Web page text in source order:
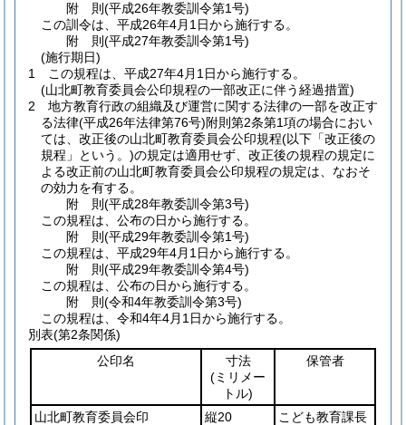
附 則(平成26年教委訓令第1号)
この訓令は、平成26年4月1日から施行する。
附 則(平成27年教委訓令第1号)
(施行期日)
1
この規程は、平成27年4月1日から施行する。
(山北町教育委員会公印規程の一部改正に伴う経過措置)
2
地方教育行政の組織及び運営に関する法律の一部を改正す
る法律(平成26年法律第76号)附則第2条第1項の場合におい
ては、改正後の山北町教育委員会公印規程(以下「改正後の
規程」という。)の規定は適用せず、改正後の規程の規定に
よる改正前の山北町教育委員会公印規程の規定は、なおそ
の効力を有する。
附 則(平成28年教委訓令第3号)
この規程は、公布の日から施行する。
附 則(平成29年教委訓令第1号)
この規程は、平成29年4月1日から施行する。
附 則(平成29年教委訓令第4号)
この規程は、公布の日から施行する。
附 則(令和4年教委訓令第3号)
この規程は、令和4年4月1日から施行する。
別表(第2条関係)
公印名
寸法
(ミリメー
トル)
保管者
山北町教育委員会印
縦20
こども教育課長